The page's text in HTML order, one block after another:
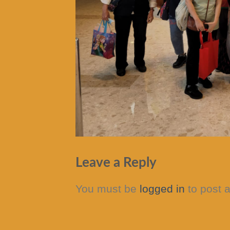
Leave a Reply
You must be logged in to post